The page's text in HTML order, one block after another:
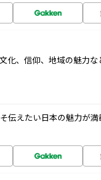
化、信仰、地域の魅力な
伝えたい日本の魅力が